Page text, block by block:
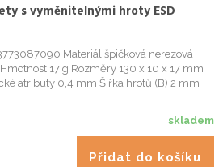
s vyměnitelnými hroty ESD
Materiál špičková nerezová
17 g Rozměry 130 x 10 x 17 mm
atributy 0,4 mm Šířka hrotů (B) 2 mm
skladem
Přidat do košíku